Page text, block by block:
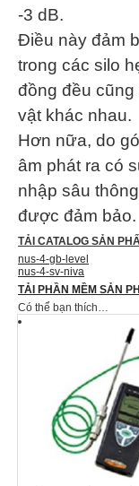
-3 dB.
Điều này đảm
trong các silo
đồng đều
vật khác nhau.
Hơn nữa, do
âm phát ra có
nhập sâu
được đảm bảo.
TẢI CATALOG SẢN
nus-4-gb-level
nus-4-sv-niva
TẢI PHẦN MỀM SẢN
Có thể bạn thích…